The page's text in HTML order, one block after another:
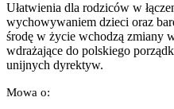
Ułatwienia dla rodziców w
wychowywaniem dzieci oraz
środę w życie wchodzą zmiany
wdrażające do polskiego
unijnych dyrektyw.
Mowa o: